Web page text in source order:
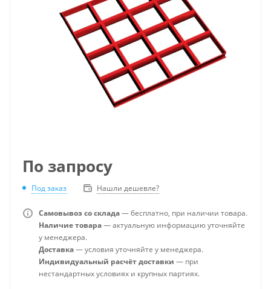
По запросу
Под заказ Нашли дешевле?
Самовывоз со склада— бесплатно, при наличии товара.
Наличие товара— актуальную информацию уточняйте
у менеджера.
Доставка— условия уточняйте у менеджера.
Индивидуальный расчёт доставки — при
нестандартных условиях и крупных партиях.